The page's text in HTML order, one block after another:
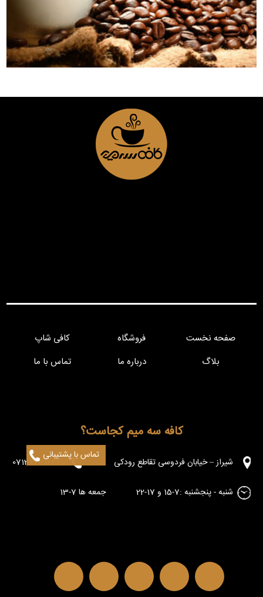
تماس با پشتیبانی
صفحه نخست فروشگاه
کافی شاپ
بلاگ
درباره ما تماس با ما
کافه سه میم کجاست؟
شیراز – خیابان فردوسی تقاطع رودکی 07132231644
شنبه - پنجشنبه :7-15 و 17-22 جمعه ها 7-13